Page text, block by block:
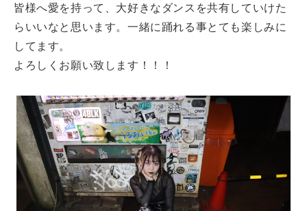
皆様へ愛を持って、大好きなダンスを共有していけた
らいいなと思います。一緒に踊れる事とても楽しみに
してます。
よろしくお願い致します！！！